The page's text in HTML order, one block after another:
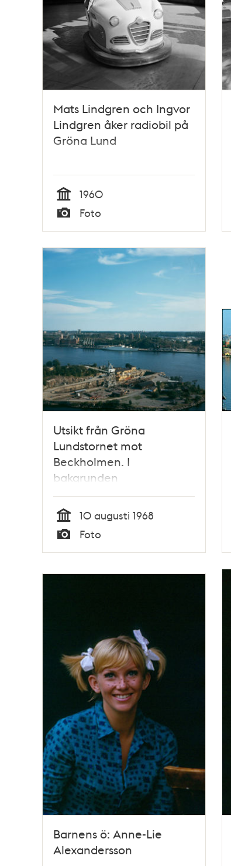
Mats Lindgren och Ingvor
Lindgren åker radiobil på
Gröna Lund
Tid
1960
Typ
Foto
Utsikt från Gröna
Lundstornet mot
Beckholmen. I
bakgrunden
Masthamnen,
Danviksklippan och
nybyggnation på
Henriksdalsberget
Tid
10 augusti 1968
Typ
Foto
Barnens ö: Anne-Lie
Alexandersson